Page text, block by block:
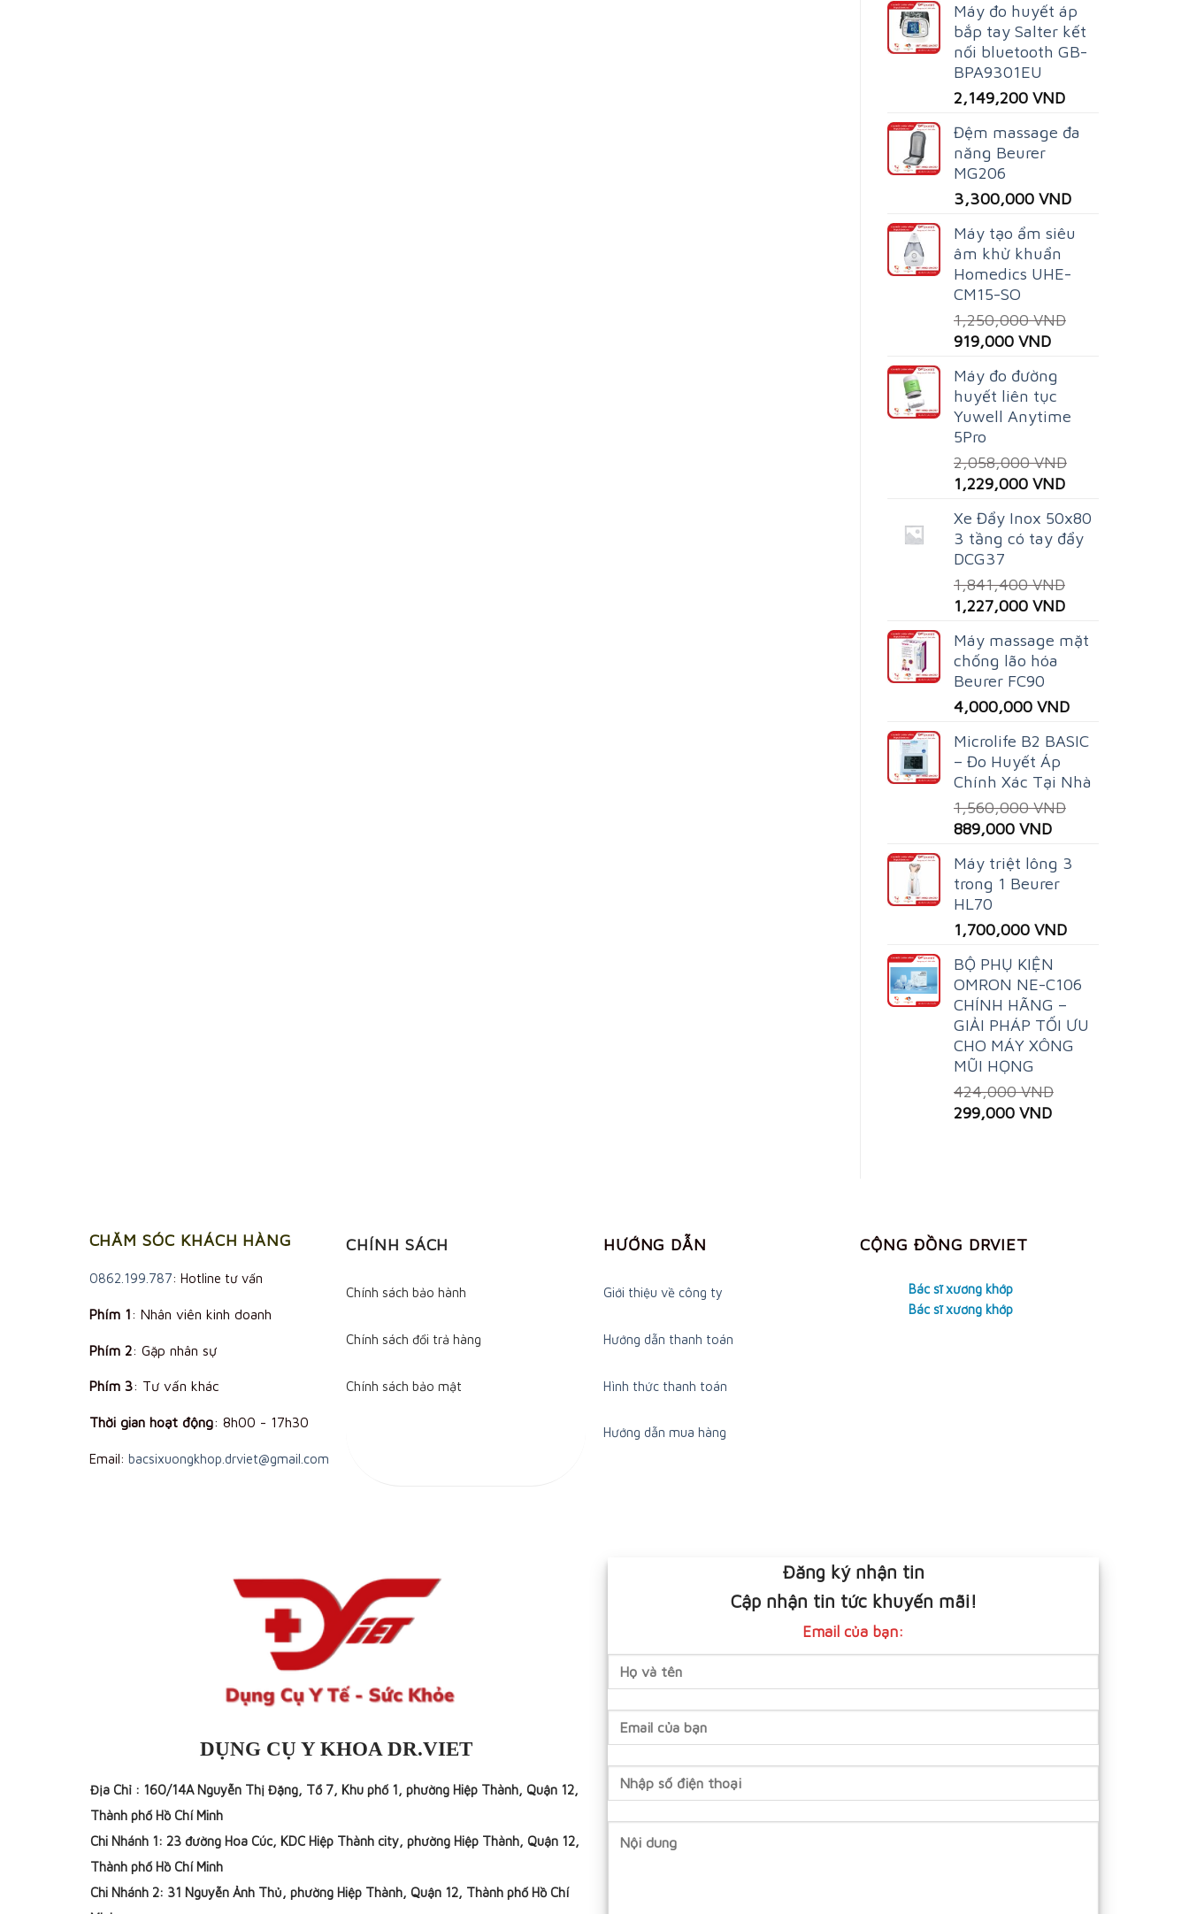
was:
342,000 VND.
is:
299,000 VND.
Máy đo huyết áp
bắp tay Salter kết
nối bluetooth GB-
BPA9301EU
2,149,200 VND
Đệm massage đa
năng Beurer
MG206
3,300,000 VND
Máy tạo ẩm siêu
âm khử khuẩn
Homedics UHE-
CM15-SO
1,250,000VND
Original
was:
1,250,000 VND.
919,000 VNDCurrent
is:
919,000 VND.
Máy đo đường
huyết liên tục
Yuwell Anytime
5Pro
2,058,000VND
Original
was:
2,058,000 VND.
1,229,000 VNDCurrent
is:
1,229,000 VND.
Xe Đẩy Inox 50x80
3 tầng có tay đẩy
DCG37
1,841,400VND
Original
was:
1,841,400 VND.
1,227,000 VNDCurrent
is:
Máy massage mặt
chống lão hóa
Beurer FC90
4,000,000 VND
Microlife B2 BASIC
– Đo Huyết Áp
Chính Xác Tại Nhà
1,560,000VND
Original
was:
1,560,000 VND.
889,000 VNDCurrent
is:
889,000 VND.
Máy triệt lông 3
trong 1 Beurer
HL70
1,700,000 VND
BỘ PHỤ KIỆN
OMRON NE-C106
CHÍNH HÃNG –
GIẢI PHÁP TỐI ƯU
CHO MÁY XÔNG
MŨI HỌNG
424,000VND
Original
299,000 VNDCurrent
CHĂM SÓC KHÁCH HÀNG
0862.199.787: Hotline tư vấn
Phím 1: Nhân viên kinh doanh
Phím 2: Gặp nhân sự
Phím 3: Tư vấn khác
Thời gian hoạt động: 8h00 - 17h30
Email: bacsixuongkhop.drviet@gmail.com
CHÍNH SÁCH
Chính sách bảo hành
Chính sách đổi trả hàng
Chính sách bảo mật
HƯỚNG DẪN
Giới thiệu về công ty
Hướng dẫn thanh toán
Hình thức thanh toán
Hướng dẫn mua hàng
CỘNG ĐỒNG DRVIET
Bác sĩ xương khớp
Bác sĩ xương khớp
DỤNG CỤ Y KHOA DR.VIET
Địa Chỉ : 160/14A Nguyễn Thị Đặng, Tổ 7, Khu phố 1, phường Hiệp Thành, Quận 12,
Thành phố Hồ Chí Minh
Chi Nhánh 1: 23 đường Hoa Cúc, KDC Hiệp Thành city, phường Hiệp Thành, Quận 12,
Thành phố Hồ Chí Minh
Chi Nhánh 2: 31 Nguyễn Ảnh Thủ, phường Hiệp Thành, Quận 12, Thành phố Hồ Chí
Đăng ký nhận tin
Cập nhận tin tức khuyến mãi!
Email của bạn: